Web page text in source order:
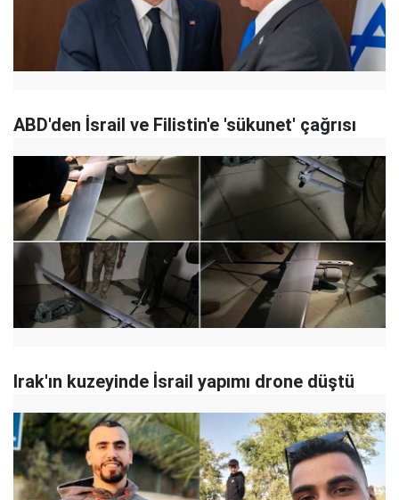
ABD'den İsrail ve Filistin'e 'sükunet' çağrısı
Irak'ın kuzeyinde İsrail yapımı drone düştü